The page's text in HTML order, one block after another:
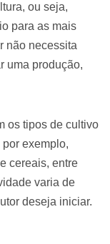
ou seja,
para as mais
não necessita
uma produção,
os tipos de cultivo
exemplo,
cereais, entre
varia de
deseja iniciar.